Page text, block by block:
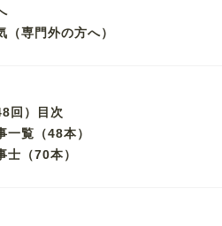
（専門外の方へ）
回）目次
一覧（48本）
士（70本）